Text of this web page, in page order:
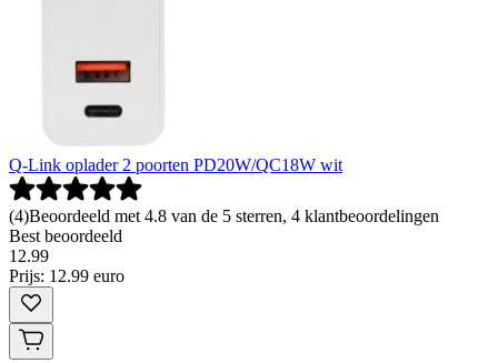
Q-Link oplader 2 poorten PD20W/QC18W wit
(4)Beoordeeld met 4.8 van de 5 sterren, 4 klantbeoordelingen
Best beoordeeld
12.99
Prijs: 12.99 euro